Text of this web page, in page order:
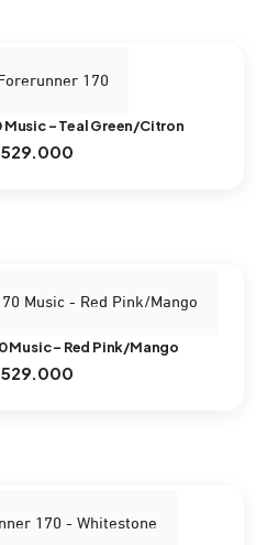
Music – Teal Green/Citron
Music – Red Pink/Mango